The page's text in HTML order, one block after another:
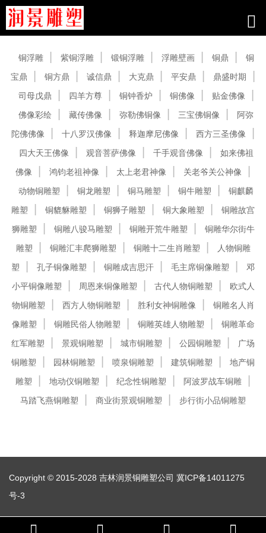
铜浮雕 紫铜浮雕 锻铜浮雕 浮雕壁画 铜鼎
铜
宝鼎
铜方鼎 诚信鼎 大克鼎 平安鼎
鼎盛时期
司母戊鼎
四羊方尊 铜钟香炉 铜佛像
贴金佛像
佛像彩绘
藏传佛像 弥勒佛铜像 三宝佛铜像
阿弥
陀佛佛像
十八罗汉佛像 释迦摩尼佛像
西方三圣佛像
四大天王佛像
观音菩萨佛像 千手观音佛像
如来佛祖
佛像
鸿钧老祖神像 太上老君神像
关老爷关公神像
动物铜雕塑
铜龙雕塑 铜马雕塑 铜牛雕塑
铜麒麟
雕塑
铜貔貅雕塑 铜狮子雕塑 铜大象雕塑
铜雕故宫
狮雕塑
铜雕八骏马雕塑 铜雕开荒牛雕塑
铜雕华尔街牛
雕塑
铜雕汇丰爬狮雕塑 铜雕十二生肖雕塑
人物铜雕
塑
孔子铜像雕塑 铜雕成吉思汗 毛主席铜像雕塑
邓
小平铜像雕塑
周恩来铜像雕塑 古代人物铜雕塑
欧式人
物铜雕塑
西方人物铜雕塑 胜利女神铜雕像
铜雕名人肖
像雕塑
铜雕民俗人物雕塑 铜雕英雄人物雕塑
铜雕革命
红军雕塑
景观铜雕塑 城市铜雕塑 公园铜雕塑
广场
铜雕塑
园林铜雕塑 喷泉铜雕塑 建筑铜雕塑
地产铜
雕塑
地动仪铜雕塑 纪念性铜雕塑
阿波罗战车铜雕
马踏飞燕铜雕塑
商业街景观铜雕塑 步行街小品铜雕塑
Copyright © 2015-2028 吉林润景铜雕塑公司 冀ICP备14011275
号-3